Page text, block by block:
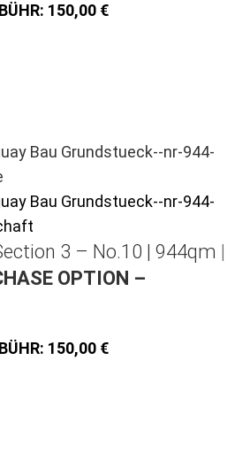
150,00
3 – No.10 | 944qm |
OPTION –
150,00